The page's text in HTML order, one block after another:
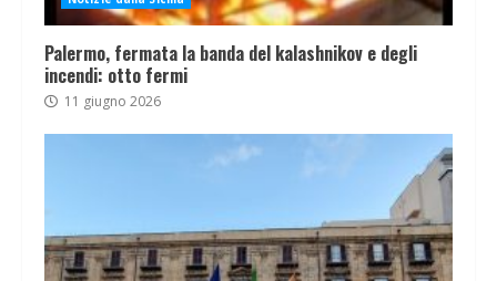
Palermo, fermata la banda del kalashnikov e degli
incendi: otto fermi
11 giugno 2026